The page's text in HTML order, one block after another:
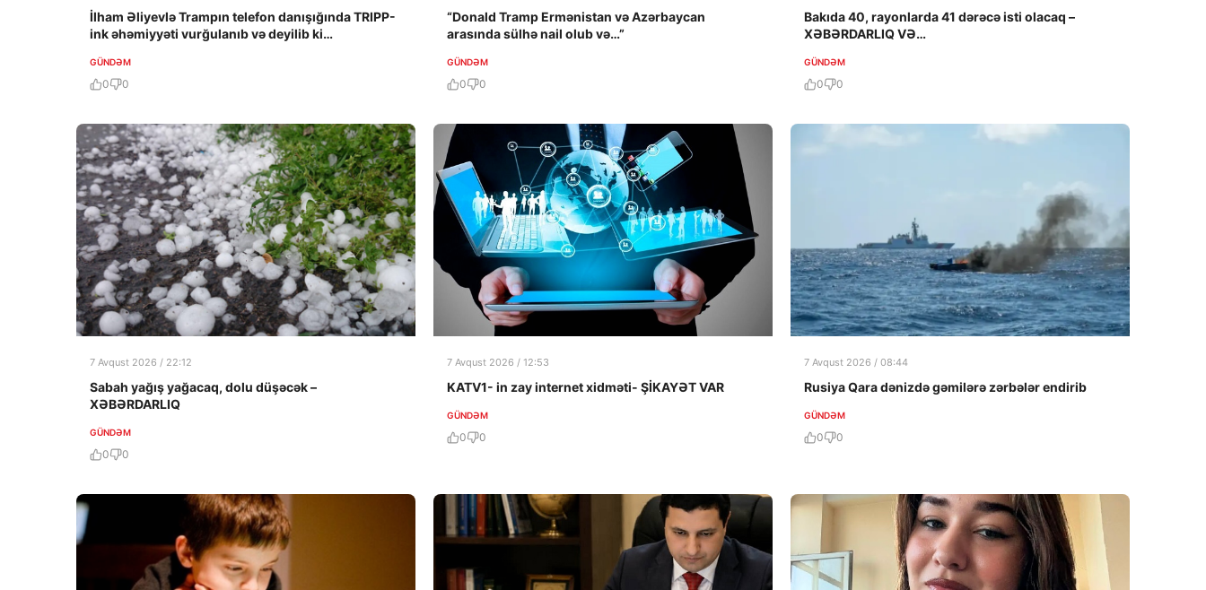
İlham Əliyevlə Trampın telefon danışığında TRIPP-
ink əhəmiyyəti vurğulanıb və deyilib ki…
GÜNDƏM
0 0
“Donald Tramp Ermənistan və Azərbaycan
arasında sülhə nail olub və…”
GÜNDƏM
0 0
Bakıda 40, rayonlarda 41 dərəcə isti olacaq –
XƏBƏRDARLIQ VƏ…
GÜNDƏM
0 0
7 Avqust 2026 / 22:12
Sabah yağış yağacaq, dolu düşəcək –
XƏBƏRDARLIQ
GÜNDƏM
0 0
7 Avqust 2026 / 12:53
KATV1- in zay internet xidməti- ŞİKAYƏT VAR
GÜNDƏM
0 0
7 Avqust 2026 / 08:44
Rusiya Qara dənizdə gəmilərə zərbələr endirib
GÜNDƏM
0 0